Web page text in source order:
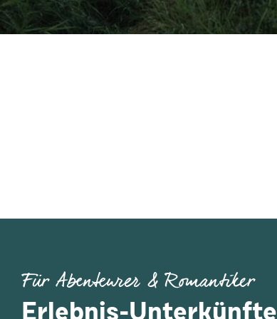
Für Abenteurer & Romantiker